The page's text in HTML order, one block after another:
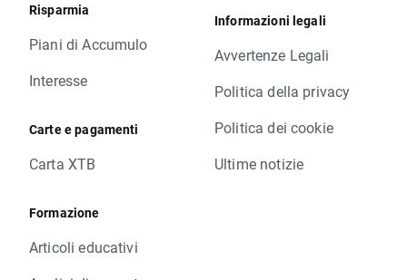
Risparmia
Piani di Accumulo
Interesse
Carte e pagamenti
Carta XTB
Formazione
Articoli educativi
Informazioni legali
Avvertenze Legali
Politica della privacy
Politica dei cookie
Ultime notizie